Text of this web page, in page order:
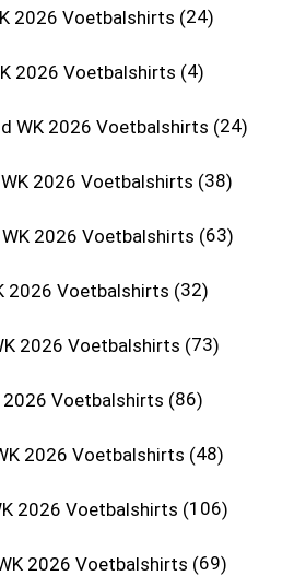
2026 Voetbalshirts 24
2026 Voetbalshirts 4
WK 2026 Voetbalshirts 24
2026 Voetbalshirts 38
2026 Voetbalshirts 63
2026 Voetbalshirts 32
2026 Voetbalshirts 73
2026 Voetbalshirts 86
2026 Voetbalshirts 48
2026 Voetbalshirts 106
2026 Voetbalshirts 69